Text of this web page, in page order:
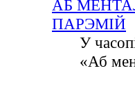
АБ
ПАРЭМІЙ
У
«Аб